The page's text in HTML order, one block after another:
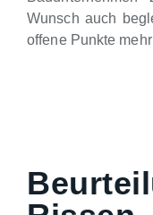
Wunsch auch
offene Punkte